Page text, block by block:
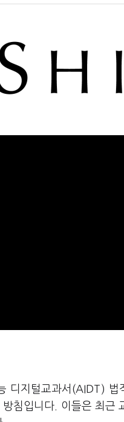
디지털교과서(AIDT)
침입니다. 이들은 최근